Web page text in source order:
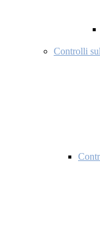
Controlli